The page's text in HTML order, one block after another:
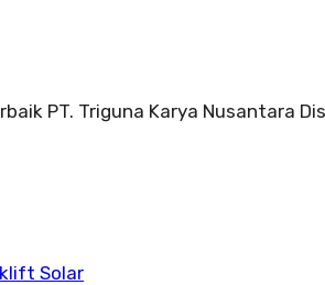
PT. Triguna Karya Nusantara
Solar